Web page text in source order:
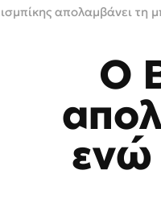
απολαμβάνει τη
Ο
ενώ